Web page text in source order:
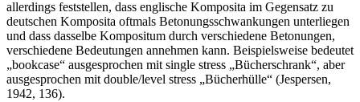
allerdings feststellen, dass englische Komposita im Gegensatz zu
deutschen Komposita oftmals Betonungsschwankungen unterliegen
und dass dasselbe Kompositum durch verschiedene Betonungen,
verschiedene Bedeutungen annehmen kann. Beispielsweise bedeutet
„bookcase“ ausgesprochen mit single stress „Bücherschrank“, aber
ausgesprochen mit double/level stress „Bücherhülle“ (Jespersen,
1942, 136).